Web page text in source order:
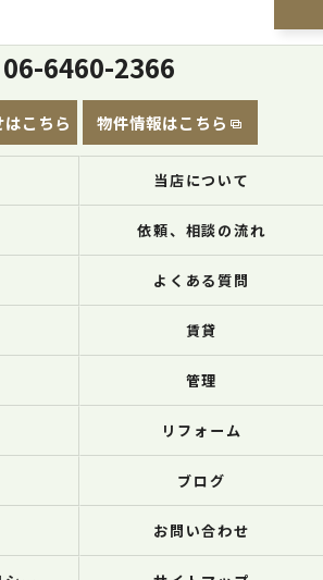
06-6460-2366
こちら 物件情報はこちら
当店について
依頼、相談の流れ
よくある質問
賃貸
管理
リフォーム
ブログ
お問い合わせ